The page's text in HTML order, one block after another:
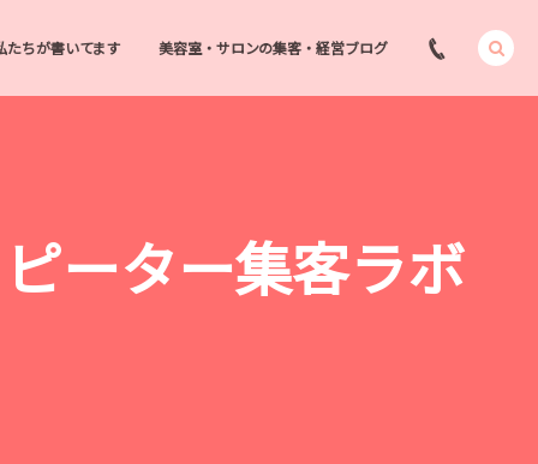
たちが書いてます 美容室・サロンの集客・経営ブログ
ーター集客ラボ